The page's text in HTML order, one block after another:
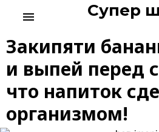
t
Супер
menu
Закипяти
и выпей перед
что напиток
организмом!